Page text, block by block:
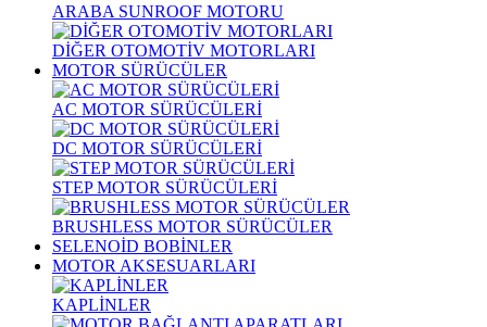
ARABA SUNROOF MOTORU
DİĞER OTOMOTİV MOTORLARI
MOTOR SÜRÜCÜLER
AC MOTOR SÜRÜCÜLERİ
DC MOTOR SÜRÜCÜLERİ
STEP MOTOR SÜRÜCÜLERİ
BRUSHLESS MOTOR SÜRÜCÜLER
SELENOİD BOBİNLER
MOTOR AKSESUARLARI
KAPLİNLER